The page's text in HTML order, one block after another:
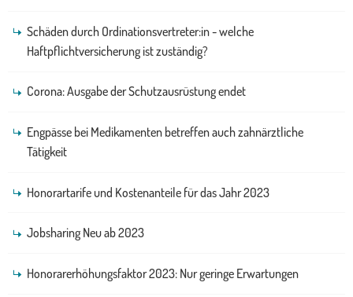
Schäden durch Ordinationsvertreter:in - welche
Haftpflichtversicherung ist zuständig?
Corona: Ausgabe der Schutzausrüstung endet
Engpässe bei Medikamenten betreffen auch zahnärztliche
Tätigkeit
Honorartarife und Kostenanteile für das Jahr 2023
Jobsharing Neu ab 2023
Honorarerhöhungsfaktor 2023: Nur geringe Erwartungen